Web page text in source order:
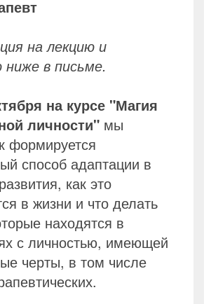
на лекцию и
ниже в письме.
на курсе "Магия
личности" мы
формируется
способ адаптации в
как это
в жизни и что делать
находятся в
с личностью, имеющей
черты, в том числе